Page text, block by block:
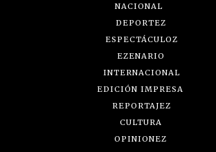
NACIONAL
DEPORTEZ
ESPECTÁCULOZ
EZENARIO
INTERNACIONAL
EDICIÓN IMPRESA
REPORTAJEZ
CULTURA
OPINIONEZ